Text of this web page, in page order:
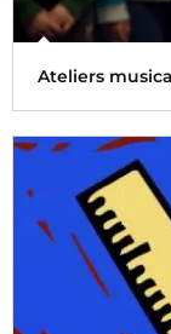
Ateliers
Se glisser
pour prendre la
propose des